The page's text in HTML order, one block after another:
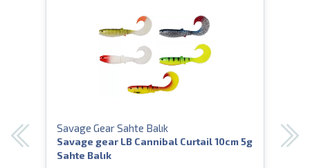
14
Savage Gear Sahte Balık
Savage gear LB Cannibal Curtail 10cm 5g
Sahte Balık